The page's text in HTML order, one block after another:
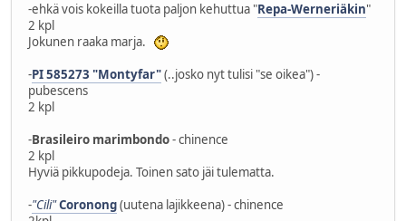
-ehkä vois kokeilla tuota paljon kehuttua "Repa-Werneriäkin"
2 kpl
Jokunen raaka marja.
-PI 585273 "Montyfar"(..josko nyt tulisi "se oikea") -
pubescens
2 kpl
-Brasileiro marimbondo- chinence
2 kpl
Hyviä pikkupodeja. Toinen sato jäi tulematta.
-"Cili"Coronong(uutena lajikkeena) - chinence